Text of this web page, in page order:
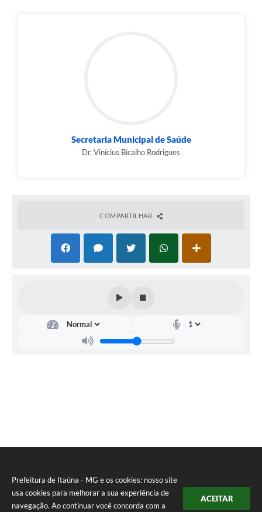
Prefeitura de Itaúna - MG e os cookies: nosso site
usa cookies para melhorar a sua experiência de
navegação. Ao continuar você concorda com a
ACEITAR
Secretaria Municipal de Saúde
Dr. Vinícius Bicalho Rodrigues
COMPARTILHAR